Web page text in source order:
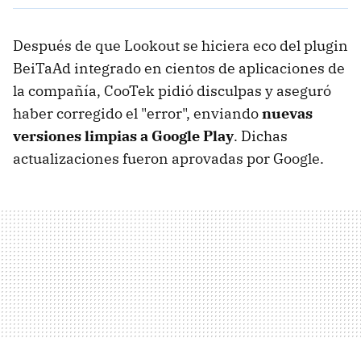
Después de que Lookout se hiciera eco del plugin
BeiTaAd integrado en cientos de aplicaciones de
la compañía, CooTek pidió disculpas y aseguró
haber corregido el "error", enviandonuevas
versiones limpias a Google Play. Dichas
actualizaciones fueron aprovadas por Google.